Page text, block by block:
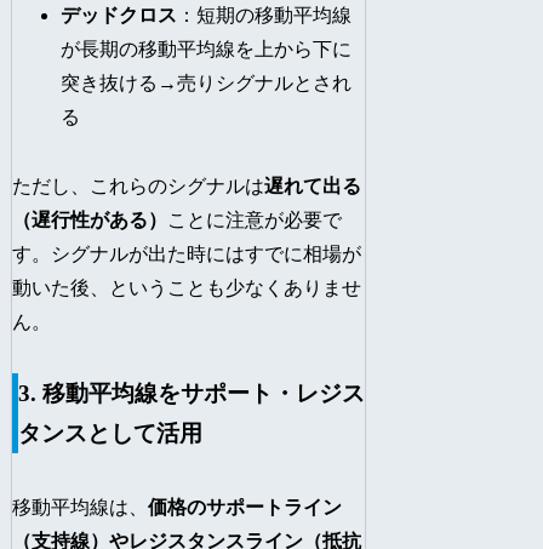
デッドクロス ：短期の移動平均線
が長期の移動平均線を上から下に
突き抜ける→売りシグナルとされ
る
ただし、これらのシグナルは遅れて出る
（遅行性がある）
ことに注意が必要で
す。シグナルが出た時にはすでに相場が
動いた後、ということも少なくありませ
ん。
3. 移動平均線をサポート・レジス
タンスとして活用
移動平均線は、価格のサポートライン
（支持線）やレジスタンスライン（抵抗